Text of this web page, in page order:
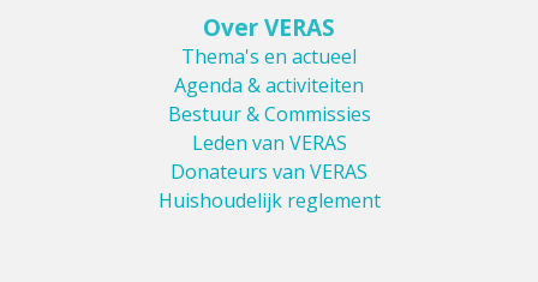
Over VERAS
Thema's en actueel
Agenda & activiteiten
Bestuur & Commissies
Leden van VERAS
Donateurs van VERAS
Huishoudelijk reglement